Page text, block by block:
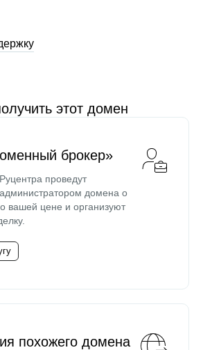
этот домен
брокер»
проведут
домена о
вашей цене и организуют
похожего домена